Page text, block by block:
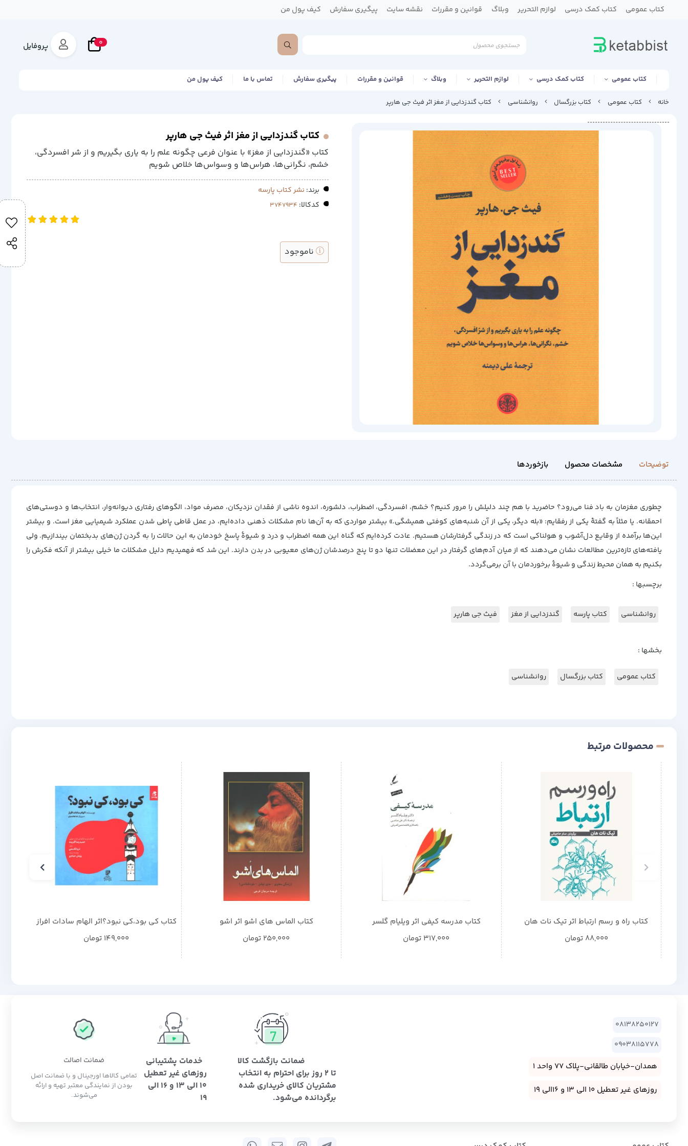
کتاب عمومی کتاب کمک درسی لوازم التحریر وبلاگ قوانین و مقررات نقشه سایت پیگیری سفارش کیف پول من
0 پروفایل
کتاب عمومی کتاب کمک درسی لوازم التحریر وبلاگ قوانین و مقررات پیگیری سفارش تماس با ما کیف پول من
خانه کتاب عمومی کتاب بزرگسال روانشناسی کتاب گندزدایی از مغز اثر فیث جی هارپر
کتاب گندزدایی از مغز اثر فیث جی هارپر
کتاب «گندزدایی از مغز» با عنوان فرعی چگونه علم را به یاری بگیریم و از شر افسردگی،
خشم، نگرانی‌ها، هراس‌ها و وسواس‌ها خلاص شویم
برند: نشر کتاب پارسه
کدکالا:
ناموجود
توضیحات مشخصات محصول بازخوردها
چطوری مغزمان به باد فنا می‌رود؟ حاضرید با هم چند دلیلش را مرور کنیم؟ خشم، افسردگی، اضطراب، دلشوره‌، اندوه ناشی از فقدان نزدیکان، مصرف مواد، الگوهای رفتاری دیوانه‌وار، انتخاب‌ها و دوستی‌های
احمقانه. یا مثلاً به گفتۀ‌ یکی از رفقایم: «بله دیگر، یکی از آن شنبه‌های کوفتی همیشگی.» بیشتر مواردی که به آن‌ها نام مشکلات ذهنی داده‌ایم، در عمل قاطی پاطی شدن عملکرد شیمیایی مغز است. و بیشتر
این‌ها برآمده از وقایع دل‌آشوب و هولناکی است که در زندگی گرفتارشان هستیم. عادت کرده‌ایم که گناه این همه اضطراب و درد و شیوۀ پاسخ خودمان به این حالات را به گردن ژن‌های بدبختمان بیندازیم. ولی
یافته‌های تازه‌ترین مطالعات نشان می‌دهند که از میان آدم‌های گرفتار در این معضلات تنها دو تا پنج درصدشان ژن‌های معیوبی در بدن دارند. این شد که فهمیدیم دلیل مشکلات ما خیلی بیشتر از آنکه فکرش را
بکنیم به همان محیط زندگی و شیوۀ برخوردمان با آن برمی‌گردد.
برچسبها :
روانشناسی کتاب پارسه گندزدایی از مغز فیث جی هارپر
بخشها :
کتاب عمومی کتاب بزرگسال روانشناسی
محصولات مرتبط
کتاب راه و رسم ارتباط اثر تیک نات هان
88,000 تومان
کتاب مدرسه کیفی اثر ویلیام گلسر
317,000 تومان
کتاب الماس های اشو اثر اشو
250,000 تومان
کتاب کی بود،کی نبود؟اثر الهام سادات افراز
149,000 تومان
08138250127
09038115778
همدان-خیابان طالقانی-پلاک 77 واحد 1
روزهای غیر تعطیل 10 الی 13 و 16الی 19
ضمانت بازگشت کالا
تا 2 روز برای احترام به انتخاب
مشتریان کالای خریداری شده
برگردانده می‌شود.
خدمات پشتیبانی
روزهای غیر تعطیل
10 الی 13 و 16 الی
19
ضمانت اصالت
تمامی کالاها اورجینال و با ضمانت اصل
بودن از نمایندگی معتبر تهیه و ارائه
می‌شوند.